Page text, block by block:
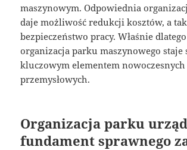
maszynowym. Odpowiednia
daje możliwość redukcji kosztów, a
bezpieczeństwo pracy. Właśnie
organizacja parku maszynowego staje
kluczowym elementem nowoczesnych
przemysłowych.
Organizacja parku
fundament sprawnego